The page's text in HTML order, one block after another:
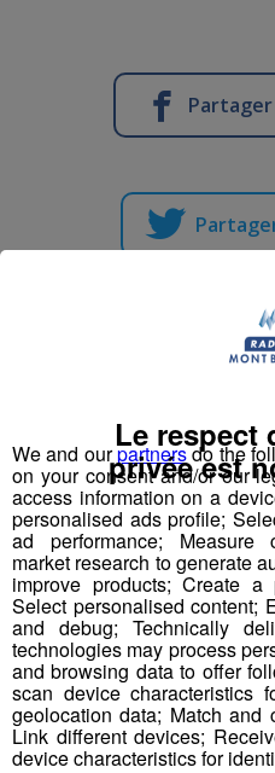
We and ourpartnersdo the
on your consent and/or our
access information on a
personalised ads profile;
ad performance; Measure
market research to generate
improve products; Create a
Select personalised content;
and debug; Technically
technologies may process
and browsing data to offer
scan device characteristics
geolocation data; Match and
Link different devices;
device characteristics for
Le respect
privée est